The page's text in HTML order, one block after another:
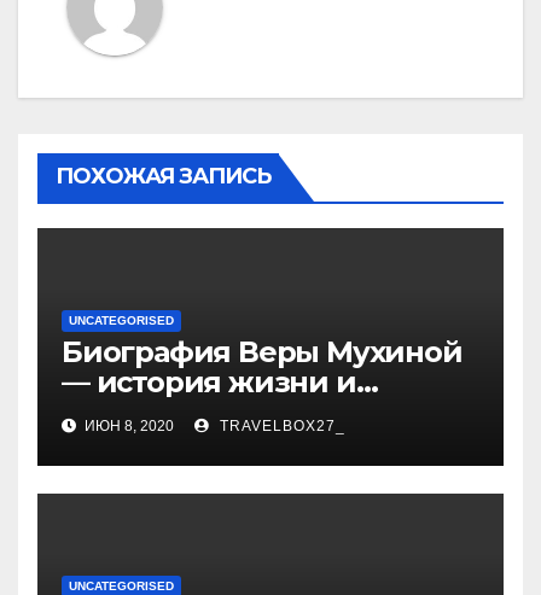
ПОХОЖАЯ ЗАПИСЬ
UNCATEGORISED
Биография Веры Мухиной
— история жизни и
карьеры успешной
художницы, ее
достижения и творчество
ИЮН 8, 2020 TRAVELBOX27_
UNCATEGORISED